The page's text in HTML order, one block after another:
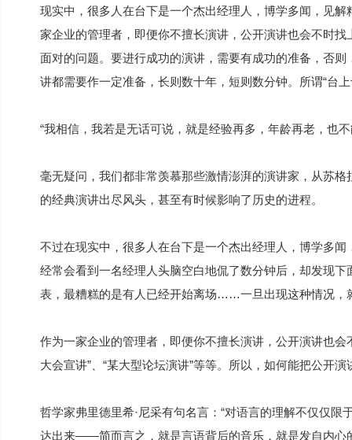
现实中，很多人在台下是一个杰出经理人，博学多闻，见
家企业的管理者，即便你不擅长演讲，公开演讲也会不时
面对的问题。要进行成功的演讲，需要有成功的准备，否
讲都需要作一定准备，长则数十年，短则数分钟。所谓“台
“我相信，我若是无话可说，就是经验再多，年龄再老，也
毫无疑问，我们都非常羡慕那些激情澎湃的演讲家，从苏
的经典演讲出尽风头，甚至有时候影响了历史的进程。
不过在现实中，很多人在台下是一个杰出经理人，博学多
经常会看到一名经理人头脑空白地侃了数分钟后，却发现
表，最糟糕的是有人已经开始离场……一旦出现这种情况，
作为一家企业的管理者，即便你不擅长演讲，公开演讲也会
大会宣讲”、“某大型论坛演讲”等等。所以，如何能把公开
哲学家弗里德里希·尼采有句名言：“对语言的理解不仅仅
达出来——简而言之，就是言语背后的音乐，就是发自内心